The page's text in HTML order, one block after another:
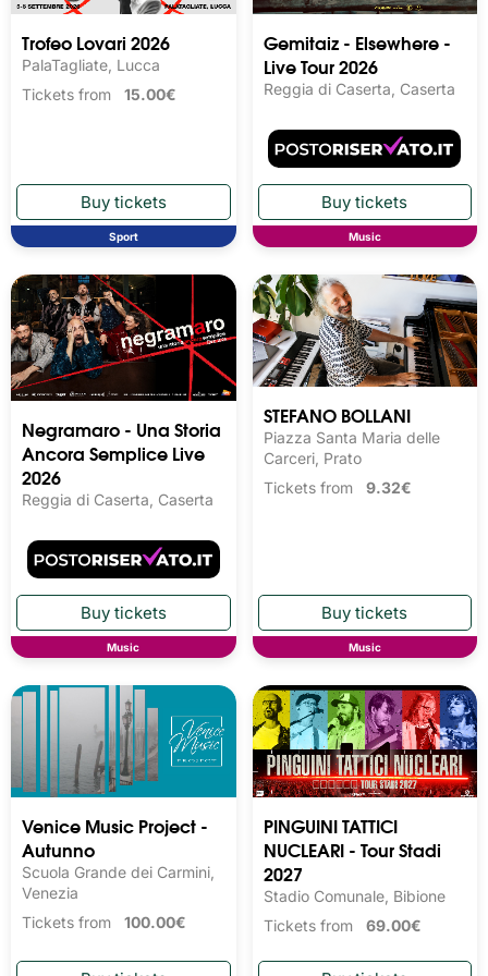
Trofeo Lovari 2026
PalaTagliate, Lucca
Tickets from 15.00€
Sport
Gemitaiz - Elsewhere -
Live Tour 2026
Reggia di Caserta, Caserta
Music
Negramaro - Una Storia
Ancora Semplice Live
2026
Reggia di Caserta, Caserta
Music
STEFANO BOLLANI
Piazza Santa Maria delle
Carceri, Prato
Tickets from 9.32€
Music
Venice Music Project -
Autunno
Scuola Grande dei Carmini,
Venezia
Tickets from 100.00€
PINGUINI TATTICI
NUCLEARI - Tour Stadi
2027
Stadio Comunale, Bibione
Tickets from 69.00€